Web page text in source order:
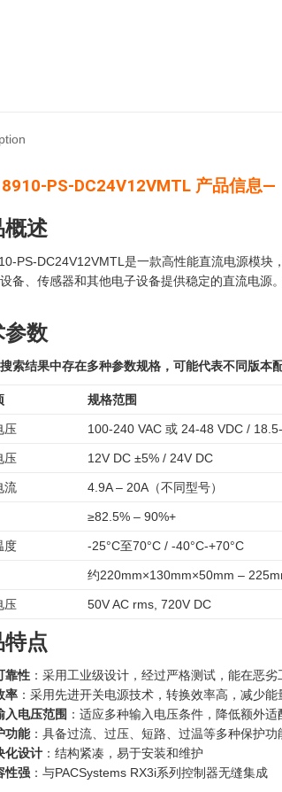
PS-DC24V12VMTL 产品信息—
概述
PS-DC24V12VMTL是一款高性能直流电源模块
备、传感器和其他电子设备提供稳定的直流电源
参数
索结果中存在多种参数规格，可能代表不同版本
规格范围
压 100-240 VAC 或 24-48 VDC /
压 12V DC ±5% / 24V DC
流 4.9A – 20A（不同型号）
≥82.5% – 90%+
度 -25°C至70°C / -40°C-+70°C
约220mm×130mm×50mm –
压 50V AC rms, 720V DC
特点
靠性 ：采用工业级设计，经过严格测试，能在恶
率 ：采用先进开关电源技术，转换效率高，减少能
入电压范围 ：适应多种输入电压条件，降低额外适
功能：具备过流、过压、短路、过温等多种保护功
化设计 ：结构紧凑，易于安装和维护
性强 ：与PACSystems RX3i系列控制器无缝集成